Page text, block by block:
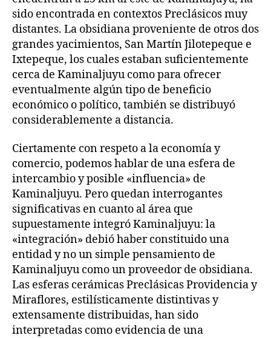
sido encontrada en contextos Preclásicos muy
distantes. La obsidiana proveniente de otros dos
grandes yacimientos, San Martín Jilotepeque e
Ixtepeque, los cuales estaban suficientemente
cerca de Kaminaljuyu como para ofrecer
eventualmente algún tipo de beneficio
económico o político, también se distribuyó
considerablemente a distancia.
Ciertamente con respeto a la economía y
comercio, podemos hablar de una esfera de
intercambio y posible «influencia» de
Kaminaljuyu. Pero quedan interrogantes
significativas en cuanto al área que
supuestamente integró Kaminaljuyu: la
«integración» debió haber constituido una
entidad y no un simple pensamiento de
Kaminaljuyu como un proveedor de obsidiana.
Las esferas cerámicas Preclásicas Providencia y
Miraflores, estilísticamente distintivas y
extensamente distribuidas, han sido
interpretadas como evidencia de una